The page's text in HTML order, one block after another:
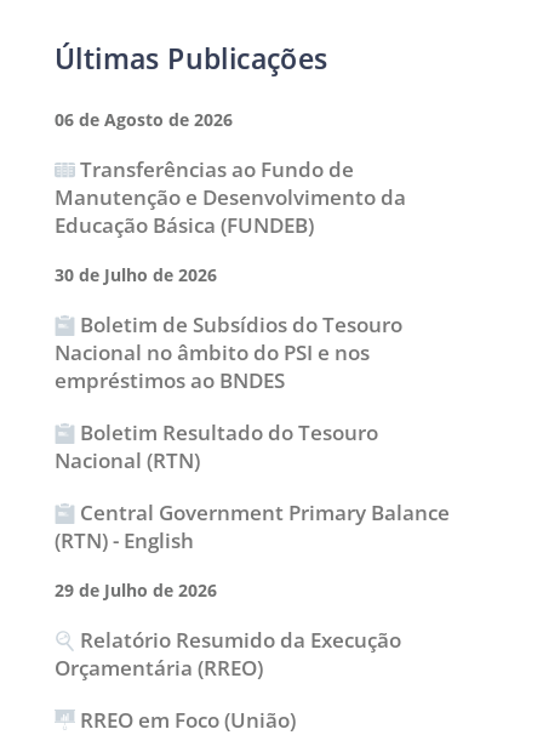
Últimas Publicações
06 de Agosto de 2026
Transferências ao Fundo de
Manutenção e Desenvolvimento da
Educação Básica (FUNDEB)
30 de Julho de 2026
Boletim de Subsídios do Tesouro
Nacional no âmbito do PSI e nos
empréstimos ao BNDES
Boletim Resultado do Tesouro
Nacional (RTN)
Central Government Primary Balance
(RTN) - English
29 de Julho de 2026
Relatório Resumido da Execução
Orçamentária (RREO)
RREO em Foco (União)